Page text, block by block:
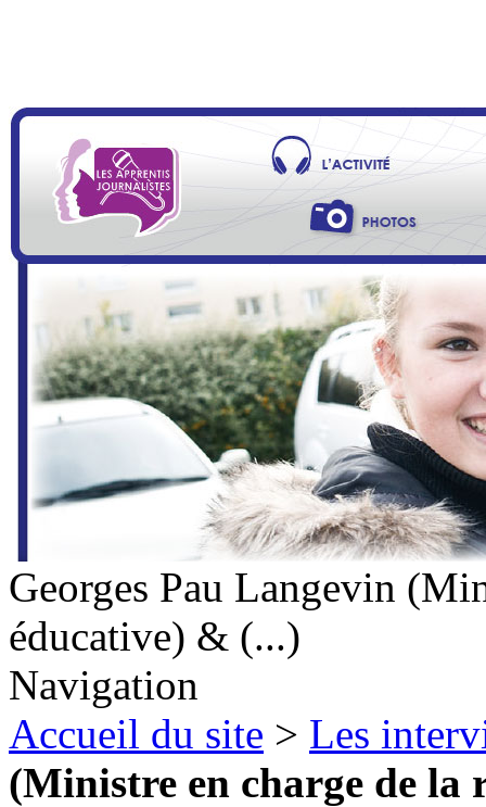
Georges Pau Langevin
éducative) & (...)
Navigation
Accueil du site > Les
(Ministre en charge de la